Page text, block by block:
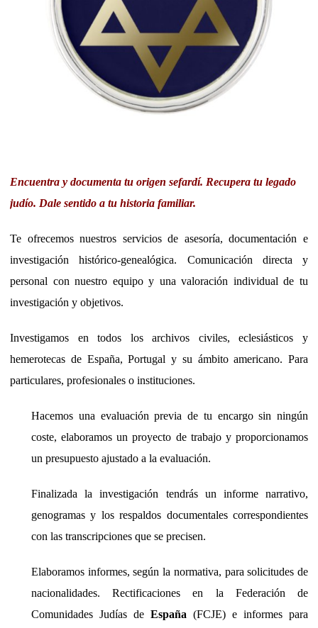
Encuentra y documenta tu origen sefardí. Recupera tu legado
judío. Dale sentido a tu historia familiar.
Te ofrecemos nuestros servicios de asesoría, documentación e
investigación histórico-genealógica. Comunicación directa y
personal con nuestro equipo y una valoración individual de tu
investigación y objetivos.
Investigamos en todos los archivos civiles, eclesiásticos y
hemerotecas de España, Portugal y su ámbito americano. Para
particulares, profesionales o instituciones.
Hacemos una evaluación previa de tu encargo sin ningún
coste, elaboramos un proyecto de trabajo y proporcionamos
un presupuesto ajustado a la evaluación.
Finalizada la investigación tendrás un informe narrativo,
genogramas y los respaldos documentales correspondientes
con las transcripciones que se precisen.
Elaboramos informes, según la normativa, para solicitudes de
nacionalidades. Rectificaciones en la Federación de
Comunidades Judías de España (FCJE) e informes para